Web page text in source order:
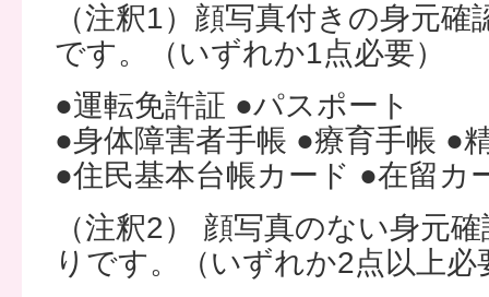
（注釈1）顔写真付きの身元
です。（いずれか1点必要）
●運転免許証 ●パスポート
●身体障害者手帳 ●療育手帳 ●
●住民基本台帳カード ●在留カ
（注釈2） 顔写真のない身元
りです。（いずれか2点以上必